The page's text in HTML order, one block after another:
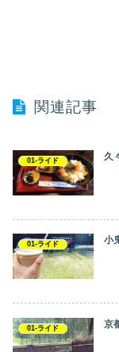
関連記事
01-ライド 久
01-ライド 小
01-ライド 京